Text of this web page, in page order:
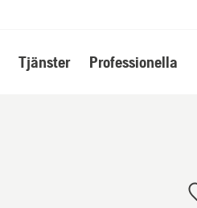
Tjänster Professionella